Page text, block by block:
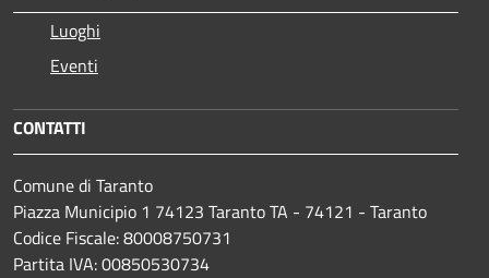
Luoghi
Eventi
CONTATTI
Comune di Taranto
Piazza Municipio 1 74123 Taranto TA - 74121 - Taranto
Codice Fiscale: 80008750731
Partita IVA: 00850530734